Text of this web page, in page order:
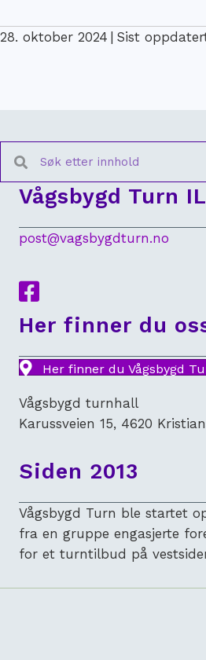
28. oktober 2024 Sist
Vågsbygd Turn IL
post@vagsbygdturn.no
Lenke til Facebook
Her finner du
Her finner du Vågsbygd
Vågsbygd turnhall
Karussveien 15, 4620
Siden 2013
Vågsbygd Turn ble startet
fra en gruppe engasjerte
for et turntilbud på